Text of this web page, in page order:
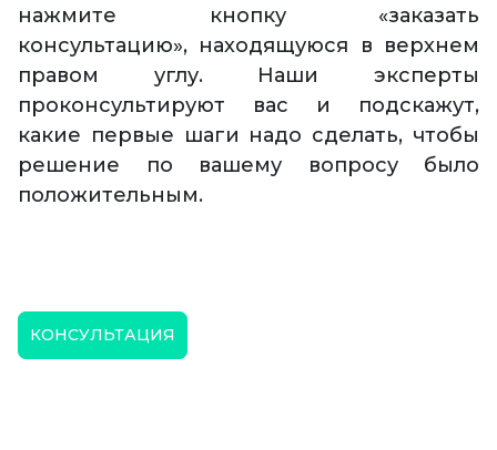
нажмите кнопку «заказать
консультацию», находящуюся в верхнем
правом углу. Наши эксперты
проконсультируют вас и подскажут,
какие первые шаги надо сделать, чтобы
решение по вашему вопросу было
положительным.
КОНСУЛЬТАЦИЯ